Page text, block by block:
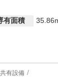
有面積
共有設備